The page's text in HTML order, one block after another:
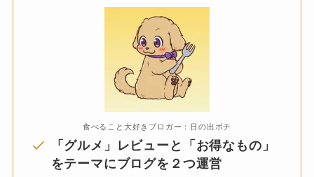
食べること大好きブロガー：日の出ポチ
「グルメ」レビューと「お得なもの」
をテーマにブログを２つ運営